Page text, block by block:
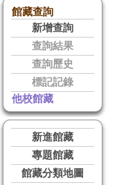
館藏查詢
新增查詢
查詢結果
查詢歷史
標記記錄
他校館藏
新進館藏
專題館藏
館藏分類地圖